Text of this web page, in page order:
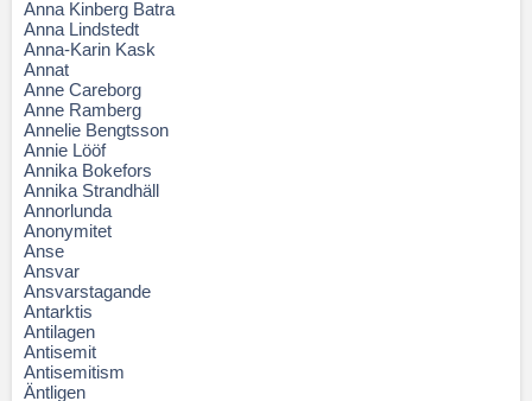
Anna Kinberg Batra
Anna Lindstedt
Anna-Karin Kask
Annat
Anne Careborg
Anne Ramberg
Annelie Bengtsson
Annie Lööf
Annika Bokefors
Annika Strandhäll
Annorlunda
Anonymitet
Anse
Ansvar
Ansvarstagande
Antarktis
Antilagen
Antisemit
Antisemitism
Äntligen